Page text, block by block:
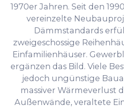
1970er Jahren. Seit den
vereinzelte
Dämmstandards
zweigeschossige
Einfamilienhäuser.
ergänzen das Bild. Viele
jedoch ungünstige
massiver Wärmeverlust
Außenwände, veraltete